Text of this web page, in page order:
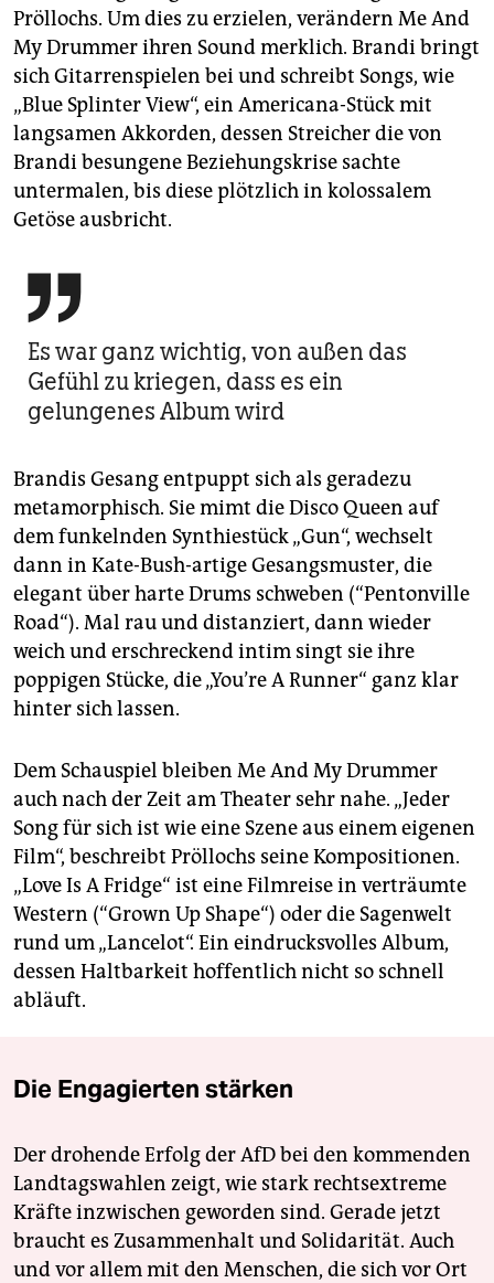
Pröllochs. Um dies zu erzielen, verändern Me And
My Drummer ihren Sound merklich. Brandi bringt
sich Gitarrenspielen bei und schreibt Songs, wie
„Blue Splinter View“, ein Americana-Stück mit
langsamen Akkorden, dessen Streicher die von
Brandi besungene Beziehungskrise sachte
untermalen, bis diese plötzlich in kolossalem
Getöse ausbricht.

Es war ganz wichtig, von außen das
Gefühl zu kriegen, dass es ein
gelungenes Album wird
Brandis Gesang entpuppt sich als geradezu
metamorphisch. Sie mimt die Disco Queen auf
dem funkelnden Synthiestück „Gun“, wechselt
dann in Kate-Bush-artige Gesangsmuster, die
elegant über harte Drums schweben (“Pentonville
Road“). Mal rau und distanziert, dann wieder
weich und erschreckend intim singt sie ihre
poppigen Stücke, die „You’re A Runner“ ganz klar
hinter sich lassen.
Dem Schauspiel bleiben Me And My Drummer
auch nach der Zeit am Theater sehr nahe. „Jeder
Song für sich ist wie eine Szene aus einem eigenen
Film“, beschreibt Pröllochs seine Kompositionen.
„Love Is A Fridge“ ist eine Filmreise in verträumte
Western (“Grown Up Shape“) oder die Sagenwelt
rund um „Lancelot“. Ein eindrucksvolles Album,
dessen Haltbarkeit hoffentlich nicht so schnell
abläuft.
Die Engagierten stärken
Der drohende Erfolg der AfD bei den kommenden
Landtagswahlen zeigt, wie stark rechtsextreme
Kräfte inzwischen geworden sind. Gerade jetzt
braucht es Zusammenhalt und Solidarität. Auch
und vor allem mit den Menschen, die sich vor Ort